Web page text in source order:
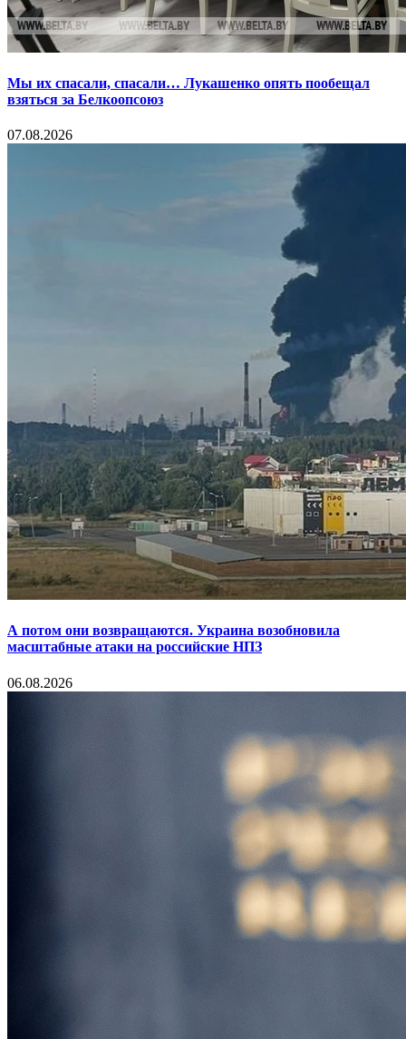
Мы их спасали, спасали… Лукашенко опять пообещал
взяться за Белкоопсоюз
07.08.2026
А потом они возвращаются. Украина возобновила
масштабные атаки на российские НПЗ
06.08.2026